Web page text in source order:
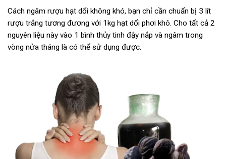
Cách ngâm rượu hạt dổi không khó, bạn chỉ cần chuẩn bị 3 lít
rượu trắng tương đương với 1kg hạt dổi phơi khô. Cho tất cả 2
nguyên liệu này vào 1 bình thủy tinh đậy nắp và ngâm trong
vòng nửa tháng là có thể sử dụng được.